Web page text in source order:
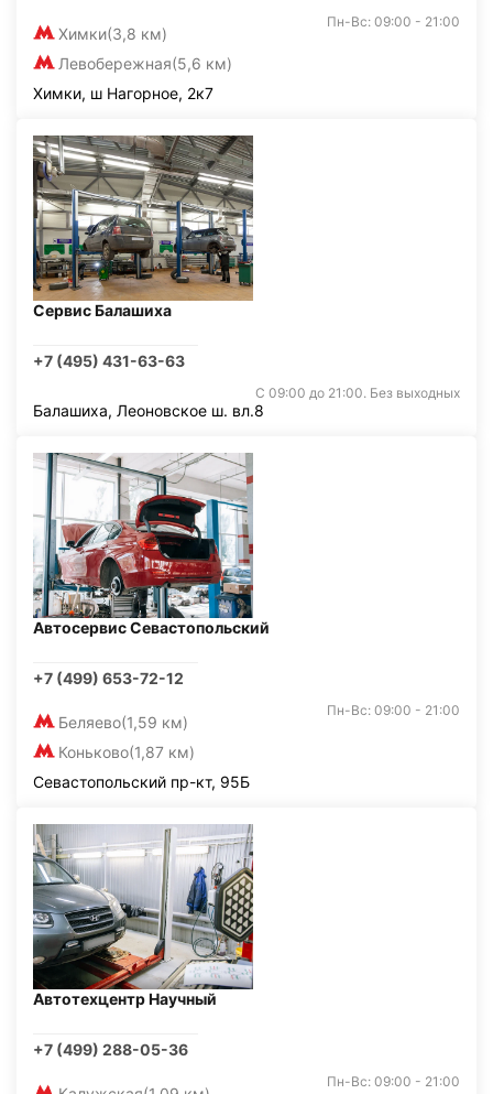
Химки(3,8 км)
Левобережная(5,6 км)
Пн-Вс: 09:00 - 21:00
Химки, ш Нагорное, 2к7
Сервис Балашиха
+7 (495) 431-63-63
С 09:00 до 21:00. Без выходных
Балашиха, Леоновское ш. вл.8
Автосервис Севастопольский
+7 (499) 653-72-12
Беляево(1,59 км)
Коньково(1,87 км)
Пн-Вс: 09:00 - 21:00
Севастопольский пр-кт, 95Б
Автотехцентр Научный
+7 (499) 288-05-36
Пн-Вс: 09:00 - 21:00